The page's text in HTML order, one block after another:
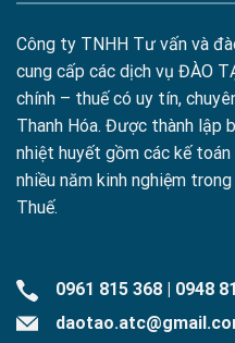
Công ty TNHH Tư vấn và
cung cấp các dịch vụ ĐÀO
chính – thuế có uy tín,
Thanh Hóa. Được thành lập
nhiệt huyết gồm các kế
nhiều năm kinh nghiệm
Thuế.
0961 815 368
0948